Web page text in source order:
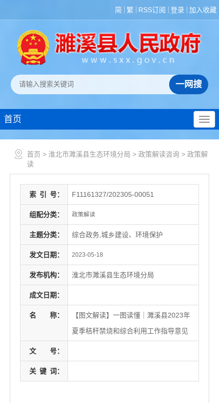
简 繁 RSS订阅 登录 加入收藏
首页
首页 > 淮北市濉溪县生态环境分局 > 政策解读咨询 > 政策解
读
索 引 号： F11161327/202305-00051
组配分类： 政策解读
主题分类： 综合政务,城乡建设、环境保护
发文日期： 2023-05-18
发布机构： 淮北市濉溪县生态环境分局
成文日期：
名 称：
【图文解读】一图读懂｜濉溪县2023年
夏季秸秆禁烧和综合利用工作指导意见
文 号：
关 键 词：